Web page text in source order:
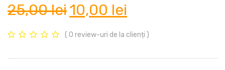
25,00leiPrețul
inițial
10,00 lei
curent
( 0 review-uri de la clienți )